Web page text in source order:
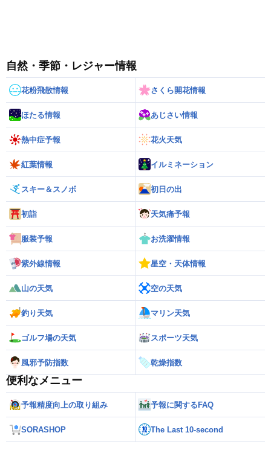
自然・季節・レジャー情報
花粉飛散情報 さくら開花情報
ほたる情報 あじさい情報
熱中症予報 花火天気
紅葉情報 イルミネーション
スキー＆スノボ 初日の出
初詣 天気痛予報
服装予報 お洗濯情報
紫外線情報 星空・天体情報
山の天気 空の天気
釣り天気 マリン天気
ゴルフ場の天気 スポーツ天気
風邪予防指数 乾燥指数
便利なメニュー
予報精度向上の取り組み 予報に関するFAQ
SORASHOP The Last 10-second